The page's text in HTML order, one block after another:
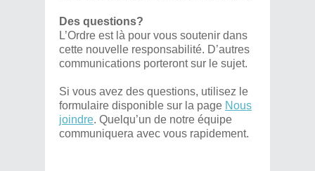
Des questions?
L’Ordre est là pour vous soutenir dans
cette nouvelle responsabilité. D’autres
communications porteront sur le sujet.
Si vous avez des questions, utilisez le
formulaire disponible sur la page Nous
joindre. Quelqu’un de notre équipe
communiquera avec vous rapidement.